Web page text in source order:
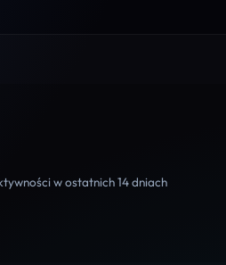
w ostatnich 14 dniach